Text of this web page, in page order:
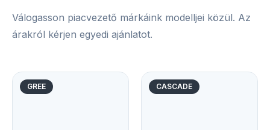
Válogasson piacvezető márkáink modelljei közül. Az
árakról kérjen egyedi ajánlatot.
GREE CASCADE